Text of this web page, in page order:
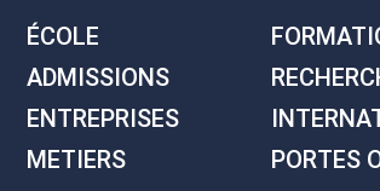
ÉCOLE
ADMISSIONS
ENTREPRISES
METIERS
PORTES